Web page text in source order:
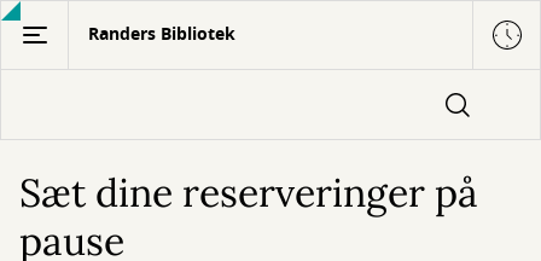
Gå
hovedindhold
Randers Bibliotek
Sæt dine reserveringer på
pause